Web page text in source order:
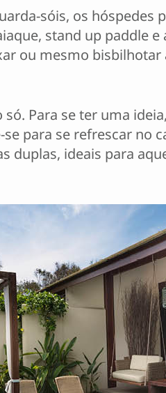
sóis, os
stand up paddle
ou mesmo
só. Para se ter uma
para se refrescar no
duplas, ideais para